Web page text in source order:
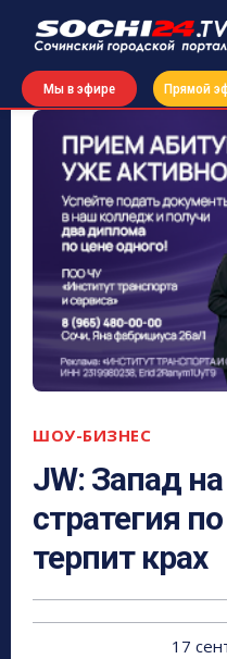
Мы в эфире Прямой
ШОУ-БИЗНЕС
JW: Запад
стратегия
терпит крах
17